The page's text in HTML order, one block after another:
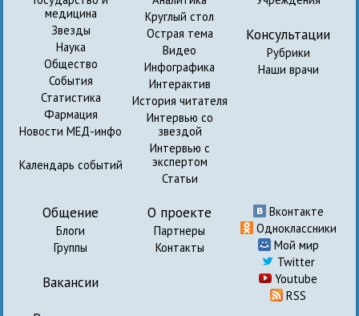
медицина
Звезды
Наука
Общество
События
Статистика
Фармация
Новости МЕД-инфо
Календарь событий
Круглый стол
Острая тема
Видео
Инфографика
Интерактив
История читателя
Интервью со
звездой
Интервью с
экспертом
Статьи
Консультации
Рубрики
Наши врачи
Общение
Блоги
Группы
Вакансии
О проекте
Партнеры
Контакты
Вконтакте
Одноклассники
Мой мир
Twitter
Youtube
RSS